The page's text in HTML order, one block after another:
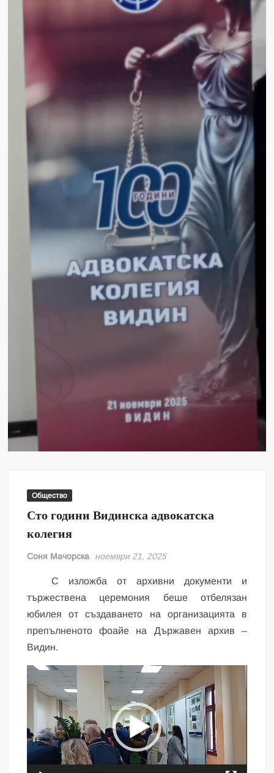
Общество
Сто години Видинска адвокатска
колегия
Соня Мачорска ноември 21, 2025
С изложба от архивни документи и
тържествена церемония беше отбелязан
юбилея от създаването на организацията в
препълненото фоайе на Държавен архив –
Видин.
Видео